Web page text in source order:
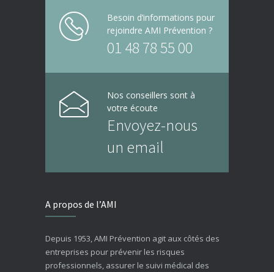
Besoin d’informations pour
rejoindre AMI Prévention ?
01 48 78 55 00
Nos conseillers sont à
votre écoute
Envoyez-nous
un email
A propos de l’AMI
Depuis 1953, AMI Prévention agit aux côtés des
entreprises pour prévenir les risques
professionnels, assurer le suivi médical des